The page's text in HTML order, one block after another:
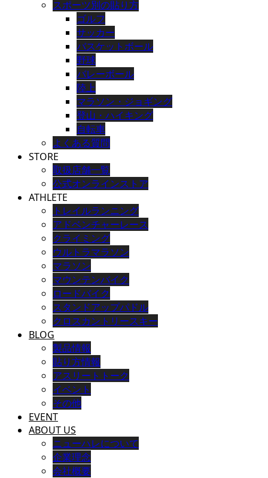
スポーツ別の貼り方
ゴルフ
サッカー
バスケットボール
野球
バレーボール
陸上
マラソン・ジョギング
登山・ハイキング
自転車
よくある質問
STORE
取扱店舗一覧
公式オンラインストア
ATHLETE
トレイルランニング
アドベンチャーレース
クライミング
ウルトラマラソン
マラソン
マウンテンバイク
ロードバイク
スタンドアップパドル
クロスカントリースキー
BLOG
製品情報
貼り方情報
アスリートトーク
イベント
その他
EVENT
ABOUT US
ニューハレについて
企業理念
会社概要